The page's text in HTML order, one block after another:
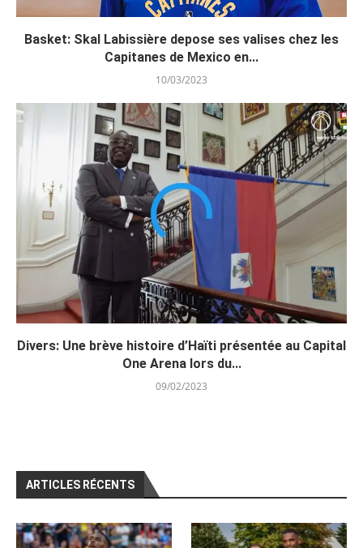
Basket: Skal Labissière depose ses valises chez les
Capitanes de Mexico en...
10/03/2023
Divers: Une brève histoire d’Haïti présentée au Capital
One Arena lors du...
09/02/2023
ARTICLES RÉCENTS